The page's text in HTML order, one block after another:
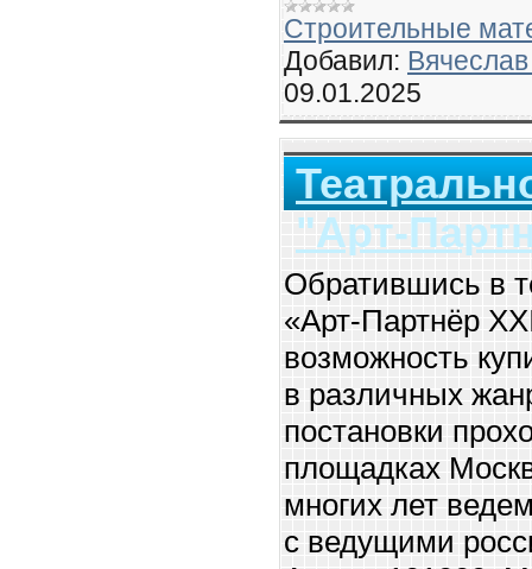
Строительные
Добавил:
09.01.2025
"Арт-
Обратившись в
«Арт-Партнёр
возможность
в различных
постановки
площадках
многих лет
с ведущими